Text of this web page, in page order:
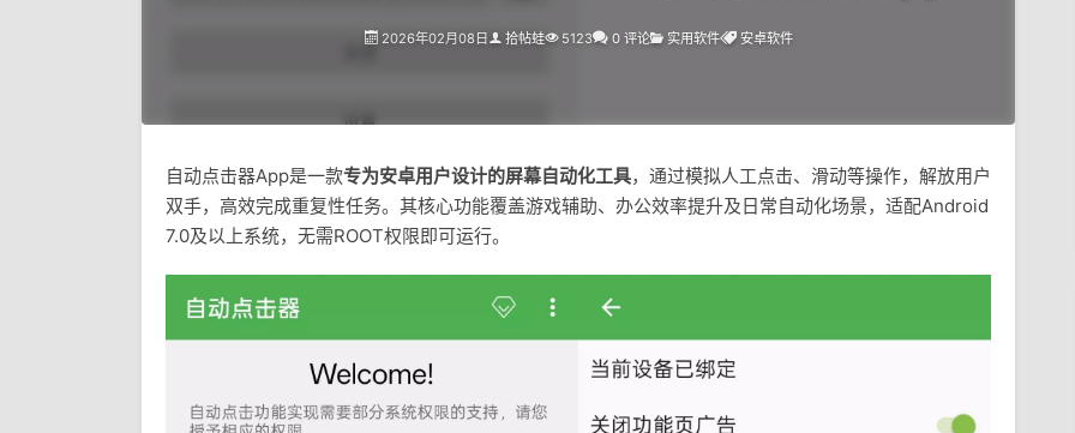
2026年02月08日 拾帖蛙 5123 0 评论 实用软件 安卓软件
自动点击器App是一款专为安卓用户设计的屏幕自动化工具，通过模拟人工点击、滑动等操作，解放用户
双手，高效完成重复性任务。其核心功能覆盖游戏辅助、办公效率提升及日常自动化场景，适配Android
7.0及以上系统，无需ROOT权限即可运行。